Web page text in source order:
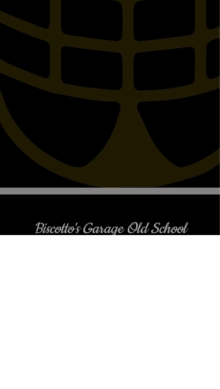
Biscotto's Garage Old School